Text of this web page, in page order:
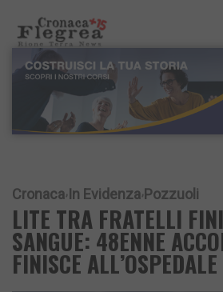
Cronaca In Evidenza Pozzuoli
LITE TRA FRATELLI
SANGUE: 48ENNE
FINISCE